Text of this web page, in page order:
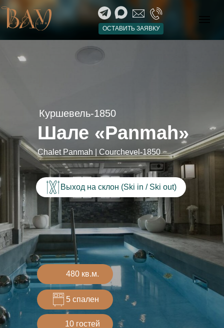
ОСТАВИТЬ ЗАЯВКУ
Шале «Panmah»
Chalet Panmah | Courchevel-1850
Куршевель-1850
Выход на склон (Ski in / Ski out)
480 кв.м.
5 спален
10 гостей
Основное Спальни
Сервисы
Даты и стоимость